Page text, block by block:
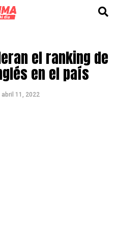
el ranking de
en el país
abril 11, 2022